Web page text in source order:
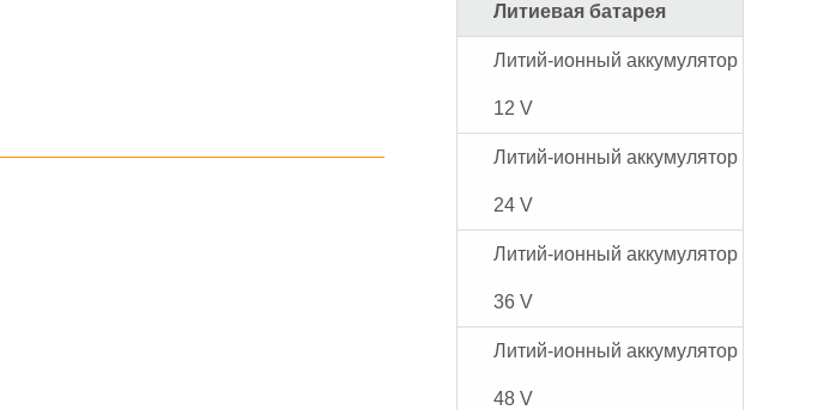
Литиевая батарея
Литий-ионный аккумулятор
12 V
Литий-ионный аккумулятор
24 V
Литий-ионный аккумулятор
36 V
Литий-ионный аккумулятор
48 V